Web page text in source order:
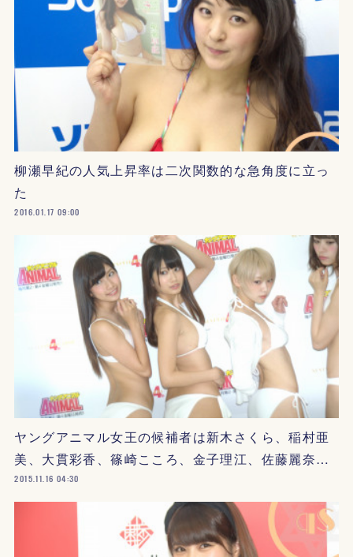
柳瀬早紀の人気上昇率は二次関数的な急角度に立っ
た
2016.01.17 09:00
ヤングアニマル女王の候補者は新木さくら、稲村亜
美、大貫彩香、篠崎こころ、金子理江、佐藤麗奈…
2015.11.16 04:30